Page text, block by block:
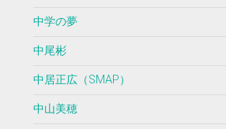
中学の夢
中尾彬
中居正広（SMAP）
中山美穂